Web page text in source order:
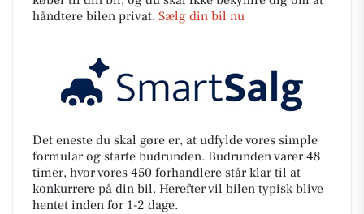
håndtere bilen privat. Sælg din bil nu
Det eneste du skal gøre er, at udfylde vores simple
formular og starte budrunden. Budrunden varer 48
timer, hvor vores 450 forhandlere står klar til at
konkurrere på din bil. Herefter vil bilen typisk blive
hentet inden for 1-2 dage.